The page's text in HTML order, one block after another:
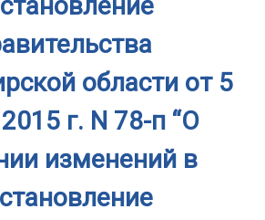
области от 5
г. N 78-п “О
изменений в